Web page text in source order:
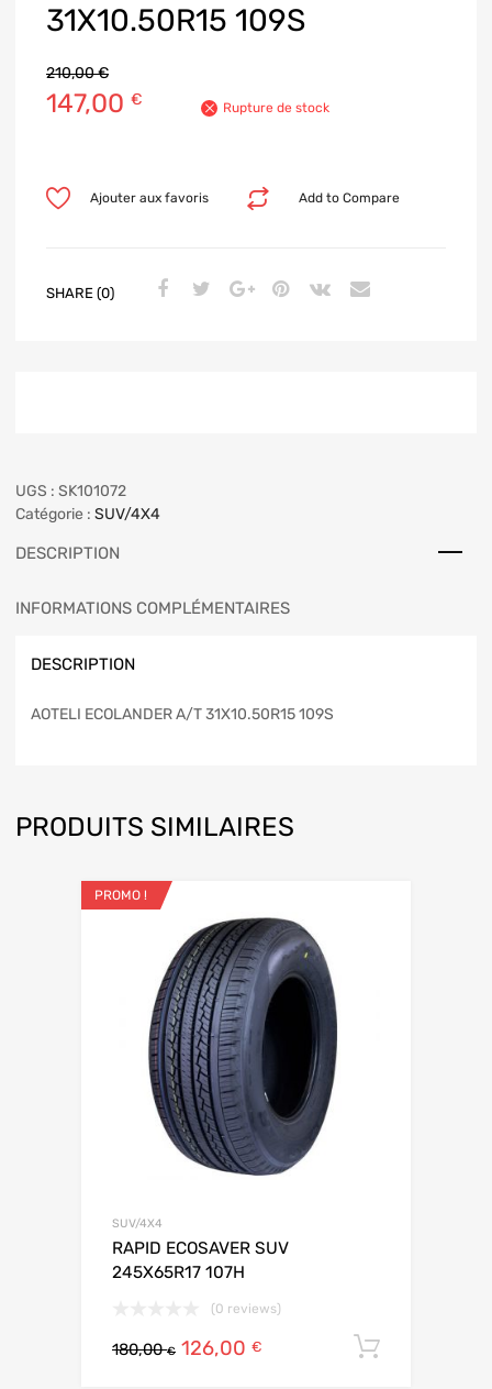
31X10.50R15 109S
210,00€
147,00 € Rupture de stock
Add to Compare
Ajouter aux favoris
SHARE (0)
UGS : SK101072
Catégorie : SUV/4X4
DESCRIPTION
INFORMATIONS COMPLÉMENTAIRES
DESCRIPTION
AOTELI ECOLANDER A/T 31X10.50R15 109S
PRODUITS SIMILAIRES
PROMO !
SUV/4X4
RAPID ECOSAVER SUV
245X65R17 107H
(0 reviews)
180,00€ 126,00 €